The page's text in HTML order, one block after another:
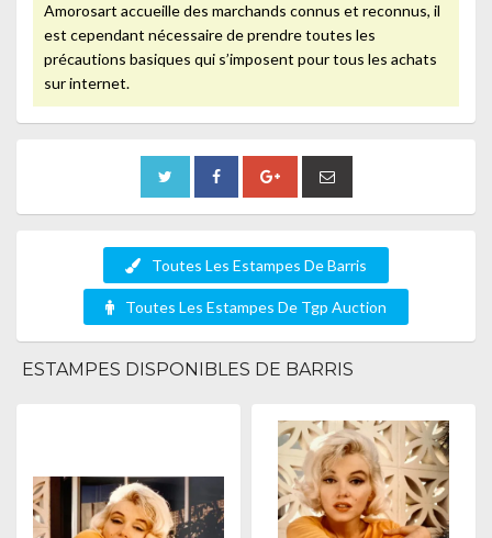
Amorosart accueille des marchands connus et reconnus, il
est cependant nécessaire de prendre toutes les
précautions basiques qui s’imposent pour tous les achats
sur internet.
Toutes Les Estampes De Barris
Toutes Les Estampes De Tgp Auction
ESTAMPES DISPONIBLES DE BARRIS